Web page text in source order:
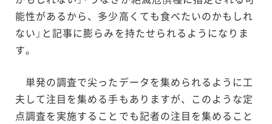
能性があるから、多少高くても食べたいのかもしれ
ない」と記事に膨らみを持たせられるようになりま
す。
単発の調査で尖ったデータを集められるように工
夫して注目を集める手もありますが、このような定
点調査を実施することでも記者の注目を集めること